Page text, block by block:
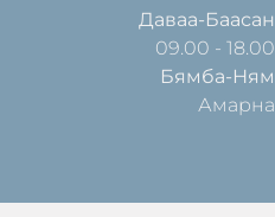
Даваа-Баасан
09.00 - 18.00
Бямба-Ням
Амарна